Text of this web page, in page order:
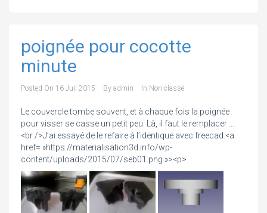
poignée pour cocotte
minute
Posted On 16 Juil 2015 By admin In Non classé
Le couvercle tombe souvent, et à chaque fois la poignée
pour visser se casse un petit peu. Là, il faut le remplacer ….
<br />J’ai essayé de le refaire à l’identique avec freecad.<a
href= »https://materialisation3d.info/wp-
content/uploads/2015/07/seb01.png »><p>